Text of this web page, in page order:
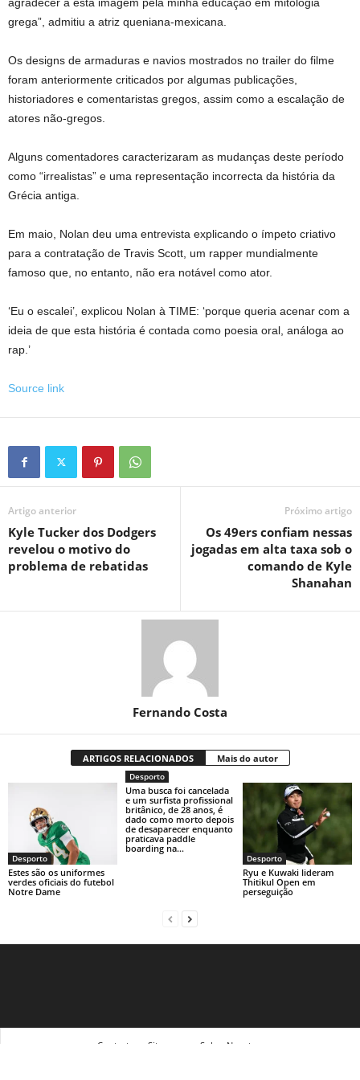
grega”, admitiu a atriz queniana-mexicana.
Os designs de armaduras e navios mostrados no trailer do filme
foram anteriormente criticados por algumas publicações,
historiadores e comentaristas gregos, assim como a escalação de
atores não-gregos.
Alguns comentadores caracterizaram as mudanças deste período
como “irrealistas” e uma representação incorrecta da história da
Grécia antiga.
Em maio, Nolan deu uma entrevista explicando o ímpeto criativo
para a contratação de Travis Scott, um rapper mundialmente
famoso que, no entanto, não era notável como ator.
‘Eu o escalei’, explicou Nolan à TIME: ‘porque queria acenar com a
ideia de que esta história é contada como poesia oral, análoga ao
rap.’
Source link
Artigo anterior
Kyle Tucker dos Dodgers
revelou o motivo do
problema de rebatidas
Próximo artigo
Os 49ers confiam nessas
jogadas em alta taxa sob o
comando de Kyle
Shanahan
Fernando Costa
ARTIGOS RELACIONADOS Mais do autor
Desporto
Estes são os uniformes
verdes oficiais do futebol
Notre Dame
Desporto
Uma busca foi cancelada
e um surfista profissional
britânico, de 28 anos, é
dado como morto depois
de desaparecer enquanto
praticava paddle
boarding na...
Desporto
Ryu e Kuwaki lideram
Thitikul Open em
perseguição
Contact Sitemap
Sobre Nosotras